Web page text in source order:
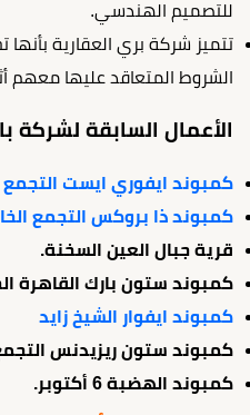
للتصميم الهندسي.
تتميز شركة بري العقارية بأنها
الشروط المتعاقد عليها معهم
الأعمال السابقة لشركة
كمبوند ايفوري ايست
كمبوند ذا بروكس التجمع
قرية جبال العين السخنة.
كمبوند ستون بارك القاهرة
كمبوند ايفوار الشيخ زايد
كمبوند ستون ريزيدنس
كمبوند الهضبة 6 أكتوبر.